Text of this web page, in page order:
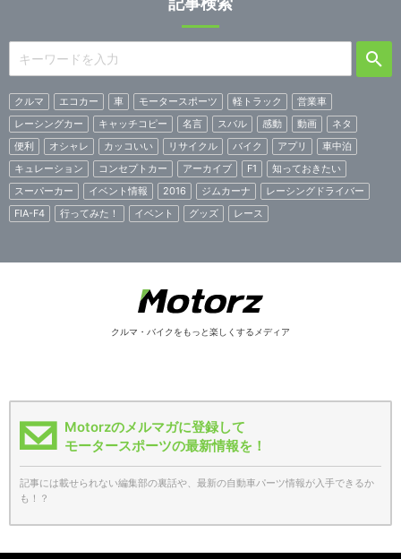
クルマ エコカー 車 モータースポーツ 軽トラック
営業車
レーシングカー
キャッチコピー 名言 スバル 感動 動画
ネタ
便利
オシャレ カッコいい リサイクル バイク アプリ
車中泊
キュレーション
コンセプトカー アーカイブ F1
知っておきたい
スーパーカー
イベント情報 2016 ジムカーナ
レーシングドライバー
FIA-F4
行ってみた！ イベント グッズ レース
クルマ・バイクをもっと楽しくするメディア
Motorzのメルマガに登録して
モータースポーツの最新情報を！
記事には載せられない編集部の裏話や、最新の自動車パーツ情報が入手できるか
も！？